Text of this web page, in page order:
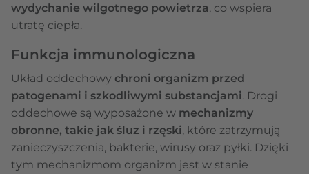
wydychanie wilgotnego powietrza, co wspiera
utratę ciepła.
Funkcja immunologiczna
Układ oddechowy chroni organizm przed
patogenami i szkodliwymi substancjami. Drogi
oddechowe są wyposażone w mechanizmy
obronne, takie jak śluz i rzęski, które zatrzymują
zanieczyszczenia, bakterie, wirusy oraz pyłki. Dzięki
tym mechanizmom organizm jest w stanie